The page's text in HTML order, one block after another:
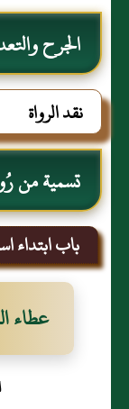
الجرح
نقد الرواة
تسمية من
باب ابتداء
عطاء